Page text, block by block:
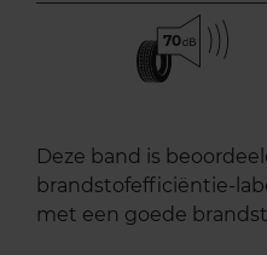
70
Deze band is
brandstofefficiëntie-
met een goede